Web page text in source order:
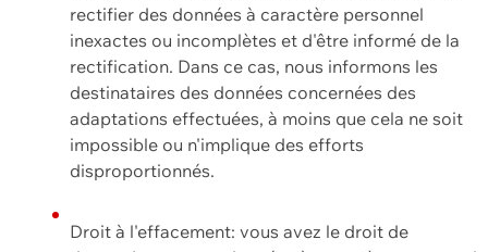
rectifier des données à caractère personnel
inexactes ou incomplètes et d'être informé de la
rectification. Dans ce cas, nous informons les
destinataires des données concernées des
adaptations effectuées, à moins que cela ne soit
impossible ou n'implique des efforts
disproportionnés.
Droit à l'effacement: vous avez le droit de